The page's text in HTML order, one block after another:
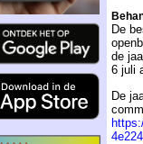
De
de
6 juli
De